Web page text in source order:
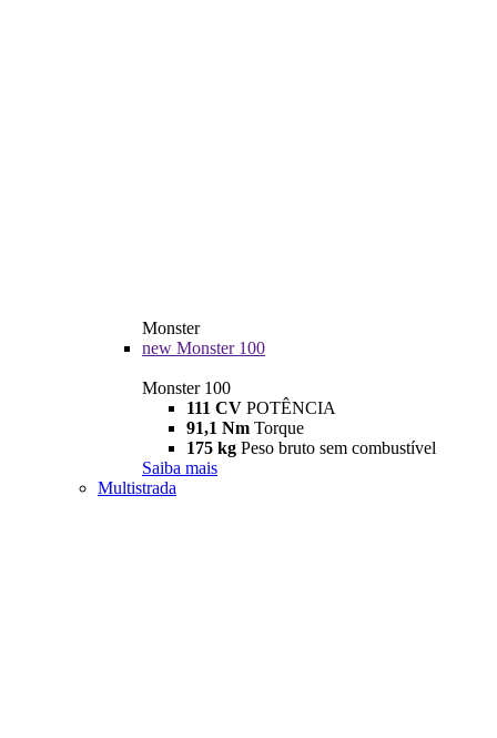
Monster
new Monster 100
Monster 100
111 CV POTÊNCIA
91,1 Nm Torque
175 kg Peso bruto sem combustível
Saiba mais
Multistrada